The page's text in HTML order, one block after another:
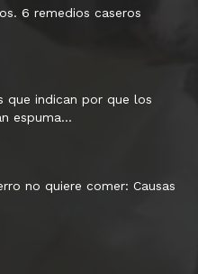
6 remedios caseros
que indican por que los
espuma...
no quiere comer: Causas